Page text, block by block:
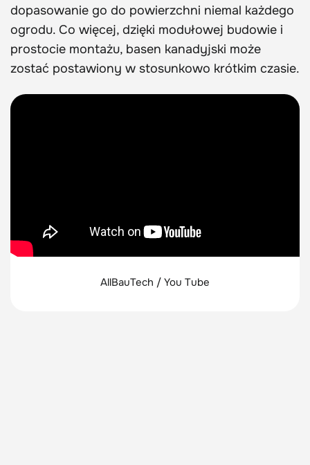
dopasowanie go do powierzchni niemal każdego
ogrodu. Co więcej, dzięki modułowej budowie i
prostocie montażu, basen kanadyjski może
zostać postawiony w stosunkowo krótkim czasie.
AllBauTech / You Tube